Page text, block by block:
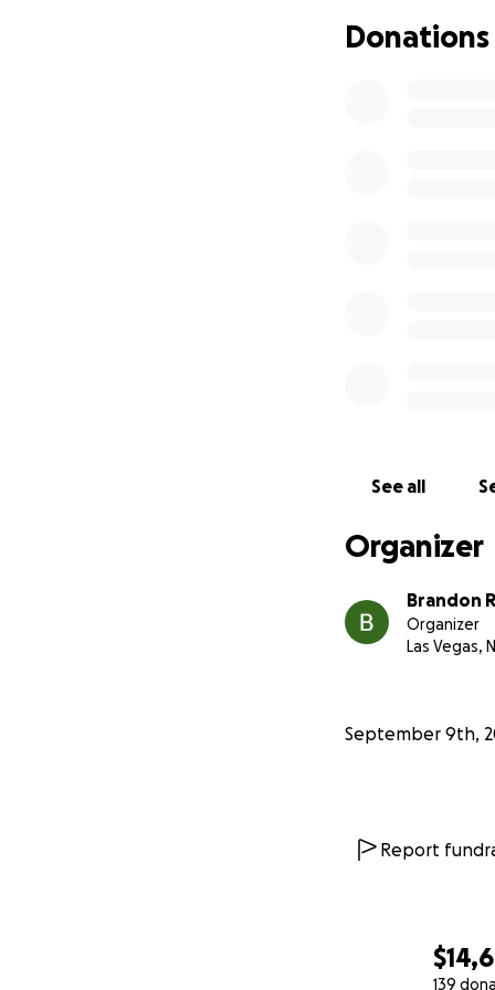
139
Donations
See all
Organizer
Brandon
Organizer
Las Vegas,
September 9th,
Report